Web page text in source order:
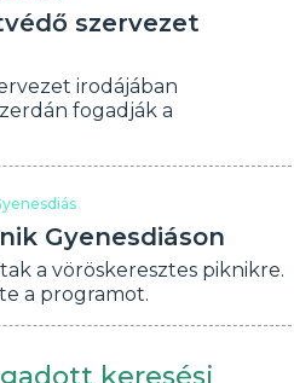
szervezet
irodájában
fogadják a
Gyenesdiáson
a vöröskeresztes piknikre.
a programot.
keresési